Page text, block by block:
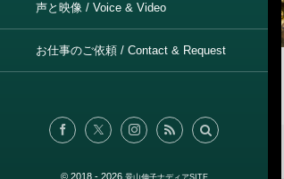
声と映像 / Voice & Video
お仕事のご依頼 / Contact & Request
© 2018 - 2026 景山伸子ナディアSITE